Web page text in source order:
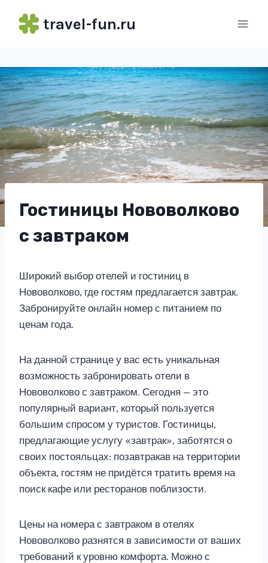
travel-fun.ru
Гостиницы Нововолково
с завтраком
Широкий выбор отелей и гостиниц в
Нововолково, где гостям предлагается завтрак.
Забронируйте онлайн номер с питанием по
ценам года.
На данной странице у вас есть уникальная
возможность забронировать отели в
Нововолково с завтраком. Сегодня — это
популярный вариант, который пользуется
большим спросом у туристов. Гостиницы,
предлагающие услугу «завтрак», заботятся о
своих постояльцах: позавтракав на территории
объекта, гостям не придётся тратить время на
поиск кафе или ресторанов поблизости.
Цены на номера с завтраком в отелях
Нововолково разнятся в зависимости от ваших
требований к уровню комфорта. Можно с